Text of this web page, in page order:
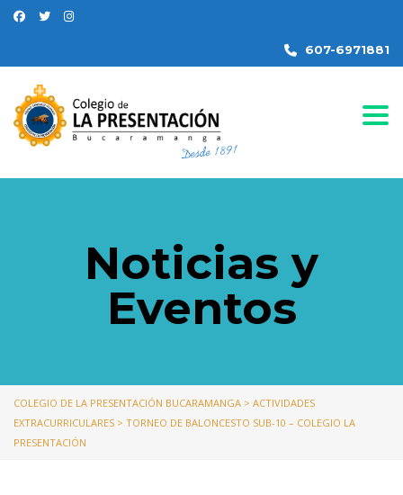
607-6971881
Noticias y
Eventos
COLEGIO DE LA PRESENTACIÓN BUCARAMANGA > ACTIVIDADES
EXTRACURRICULARES > TORNEO DE BALONCESTO SUB-10 – COLEGIO LA
PRESENTACIÓN